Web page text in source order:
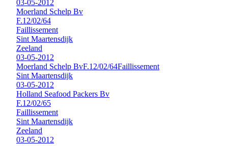
03-05-2012
Moerland Schelp Bv
F.12/02/64
Faillissement
Sint Maartensdijk
Zeeland
03-05-2012
Moerland Schelp BvF.12/02/64Faillissement
Sint Maartensdijk
03-05-2012
Holland Seafood Packers Bv
F.12/02/65
Faillissement
Sint Maartensdijk
Zeeland
03-05-2012